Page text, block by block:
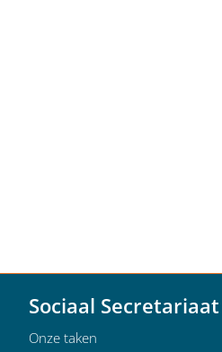
Sociaal Secretariaat
Onze taken